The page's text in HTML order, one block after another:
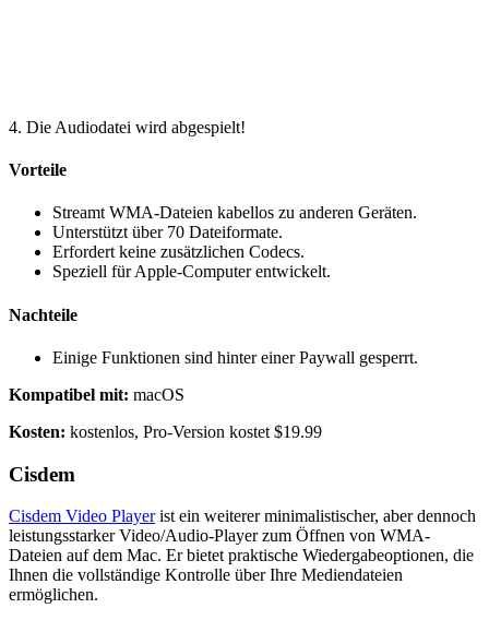
4. Die Audiodatei wird abgespielt!
Vorteile
Streamt WMA-Dateien kabellos zu anderen Geräten.
Unterstützt über 70 Dateiformate.
Erfordert keine zusätzlichen Codecs.
Speziell für Apple-Computer entwickelt.
Nachteile
Einige Funktionen sind hinter einer Paywall gesperrt.
Kompatibel mit: macOS
Kosten: kostenlos, Pro-Version kostet $19.99
Cisdem
Cisdem Video Playerist ein weiterer minimalistischer, aber dennoch
leistungsstarker Video/Audio-Player zum Öffnen von WMA-
Dateien auf dem Mac. Er bietet praktische Wiedergabeoptionen, die
Ihnen die vollständige Kontrolle über Ihre Mediendateien
ermöglichen.